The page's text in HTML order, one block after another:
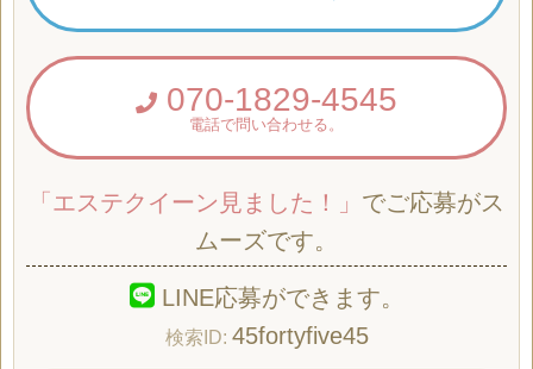
070-1829-4545
電話で問い合わせる。
「エステクイーン見ました！」 でご応募がス
ムーズです。
LINE応募ができます。
45fortyfive45